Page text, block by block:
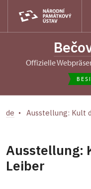
Offizielle
de Ausstellung: Kult
Ausstellung:
Leiber